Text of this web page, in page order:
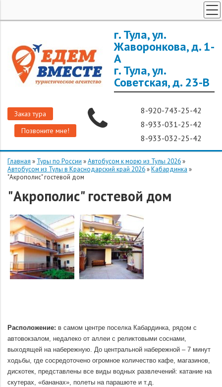
г. Тула, ул.
Жаворонкова, д. 1-
А
г. Тула, ул.
Советская, д. 23-В
Заказ тура
Позвоните мне!
8-920-743-25-42
8-933-031-25-42
8-933-032-25-42
ЗАРУБЕЖНЫЕ ТУРЫ
ТУРЫ ДЛЯ ГРУПП
ГОРЯЩИЕ ТУРЫ
О КОМПАНИИ
Главная » Туры по России »Автобусом к морю из Тулы 2026»
Автобусом из Тулы в Краснодарский край 2026»Кабардинка »
"Акрополис" гостевой дом
"Акрополис" гостевой дом
Расположение: в самом центре поселка Кабардинка, рядом с
автовокзалом, недалеко от аллеи с реликтовыми соснами,
выходящей на набережную. До центральной набережной – 7 минут
ходьбы, где сосредоточено огромное количество кафе, магазинов,
дискотек, представлены все виды водных развлечений: катание на
скутерах, «бананах», полеты на парашюте и т.д.